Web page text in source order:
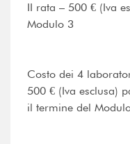
II rata – 500 € (Iva
Modulo 3
Costo dei 4
500 € (Iva esclusa)
il termine del